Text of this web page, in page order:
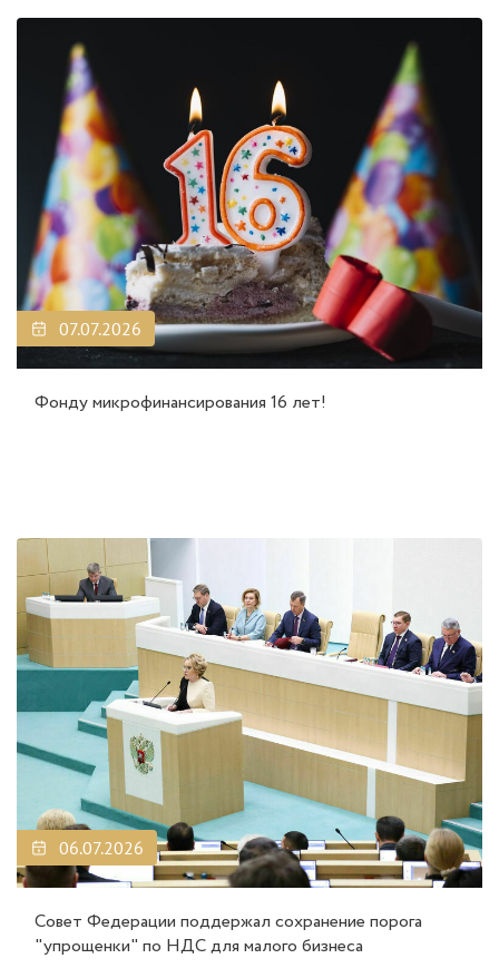
07.07.2026
Фонду микрофинансирования 16 лет!
06.07.2026
Совет Федерации поддержал сохранение порога
"упрощенки" по НДС для малого бизнеса